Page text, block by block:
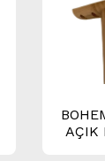
AÇIK